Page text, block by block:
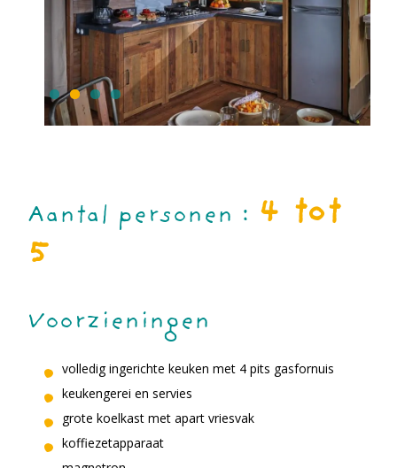
Aantal personen : 4 tot
5
Voorzieningen
volledig ingerichte keuken met 4 pits gasfornuis
keukengerei en servies
grote koelkast met apart vriesvak
koffiezetapparaat